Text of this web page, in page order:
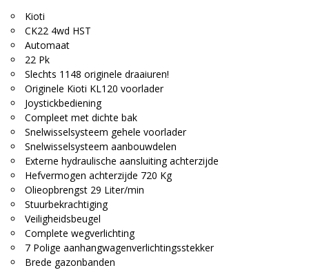
Kioti
CK22 4wd HST
Automaat
22 Pk
Slechts 1148 originele draaiuren!
Originele Kioti KL120 voorlader
Joystickbediening
Compleet met dichte bak
Snelwisselsysteem gehele voorlader
Snelwisselsysteem aanbouwdelen
Externe hydraulische aansluiting achterzijde
Hefvermogen achterzijde 720 Kg
Olieopbrengst 29 Liter/min
Stuurbekrachtiging
Veiligheidsbeugel
Complete wegverlichting
7 Polige aanhangwagenverlichtingsstekker
Brede gazonbanden